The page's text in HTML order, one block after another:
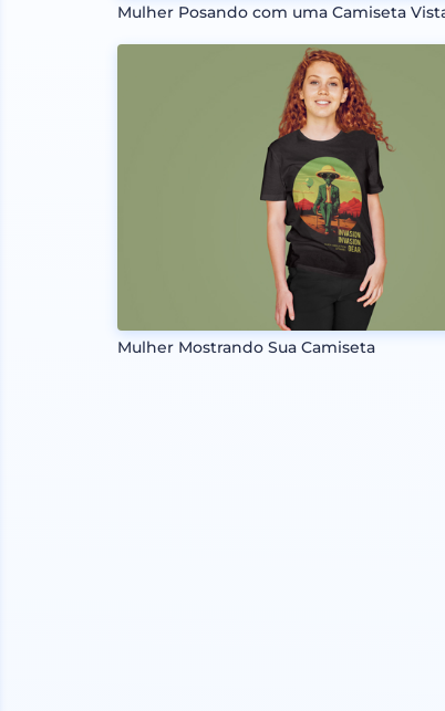
Mulher Posando com uma Camiseta
Mulher Mostrando Sua Camiseta